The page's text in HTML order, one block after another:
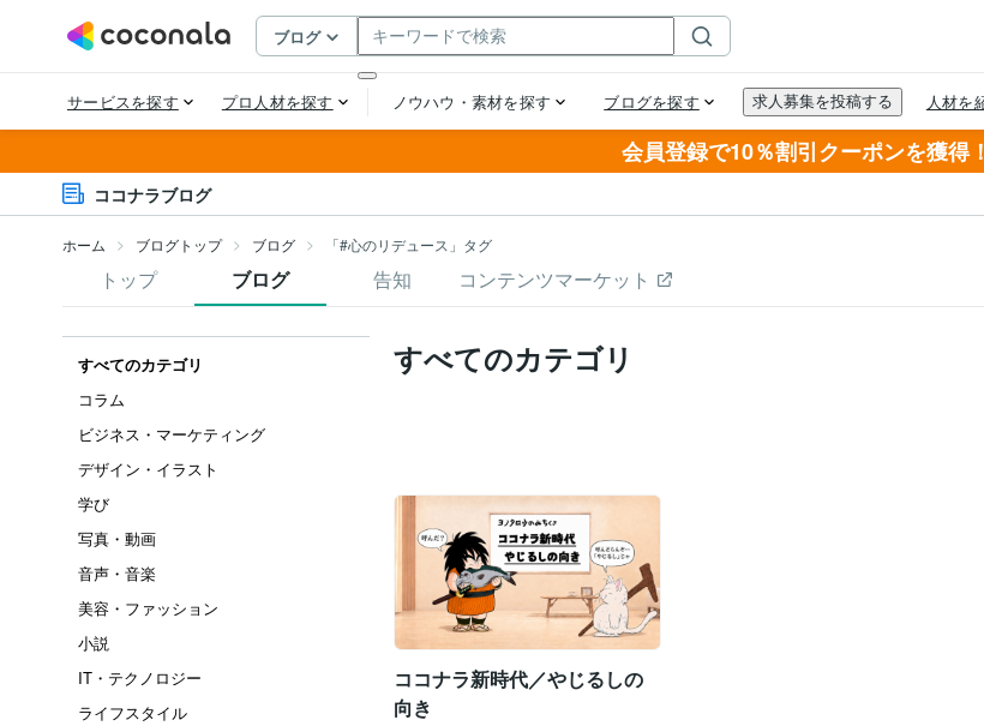
会員登録で10％割引クーポンを獲得！
ココナラブログ
ホーム ブログトップ ブログ 「#心のリデュース」タグ
トップ ブログ 告知 コンテンツマーケット
すべてのカテゴリ
コラム
ビジネス・マーケティング
デザイン・イラスト
学び
写真・動画
音声・音楽
美容・ファッション
小説
IT・テクノロジー
ライフスタイル
すべてのカテゴリ
ココナラ新時代／やじるしの
向き